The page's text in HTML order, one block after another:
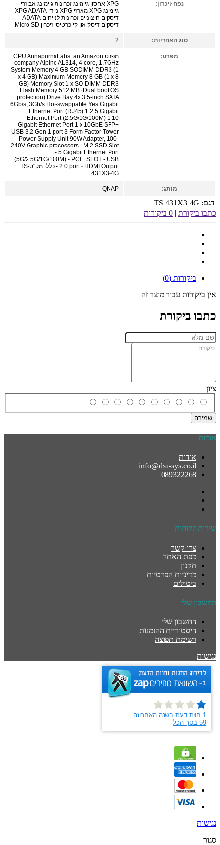
נפח זיכרון:
XPG אחסון גיימינג זכרונות גיימינג אביזרי
גיימינג XPG מארזי XPG ניידי XPG ADATA
דיסקים חיצוניים זכרונות לנייחים ADATA
דיסקים דיסק און קי כרטיסי זיכרון Micro SD
סוג האחריות: 2
מפרט:
מפרט CPU AnnapurnaLabs, an Amazon
company Alpine AL314, 4-core, 1.7GHz
System Memory 4 GB SODIMM DDR3 (1
x 4 GB) Maximum Memory 8 GB (1 x 8
GB) Memory Slot 1 x SO-DIMM DDR3
Flash Memory 512 MB (Dual boot OS
protection) Drive Bay 4x 3.5-inch SATA
6Gb/s, 3Gb/s Hot-swappable Yes Gigabit
Ethernet Port (RJ45) 1 2.5 Gigabit
Ethernet Port (2.5G/1G/100M) 1 10
Gigabit Ethernet Port 1 x 10GbE SFP+
USB 3.2 Gen 1 port 3 Form Factor Tower
Power Supply Unit 90W Adapter, 100-
240V Graphic processors - M.2 SSD Slot
- 5 Gigabit Ethernet Port
(5G/2.5G/1G/100M) - PCIE SLOT - USB
2.0 port - HDMI Output - כללי מק"טTS-
431X3-4G
מותג: QNAP
דגם: TS-431X3-4G
כתבו ביקורת | 0 ביקורות
ביקורות (0)
אין ביקורות עבור מוצר זה
כתבו ביקורת
ציון
שמירה
אודות
אודות
info@dsa-sys.co.il
089322268
שירות לקוחות
צרו קשר
מפת האתר
תקנון
מדיניות הפרטיות
ביטולים
החשבון שלי
החשבון שלי
היסטוריית ההזמנות
רשימת תפוצה
נגישות
נגישות
סגור